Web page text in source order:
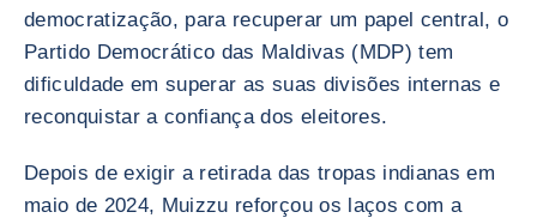
democratização, para recuperar um papel central, o
Partido Democrático das Maldivas (MDP) tem
dificuldade em superar as suas divisões internas e
reconquistar a confiança dos eleitores.
Depois de exigir a retirada das tropas indianas em
maio de 2024, Muizzu reforçou os laços com a